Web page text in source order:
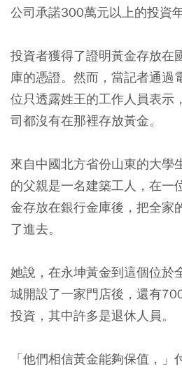
公司承諾300萬元以上的投資
投資者獲得了證明黃金存放在
庫的憑證。然而，當記者通過
位只透露姓王的工作人員表示
司都沒有在那裡存放黃金。
來自中國北方省份山東的大學
的父親是一名建築工人，在一
金存放在銀行金庫後，把全家
了進去。
她說，在永坤黃金到這個位於
城開設了一家門店後，還有
投資，其中許多是退休人員。
「他們相信黃金能夠保值，